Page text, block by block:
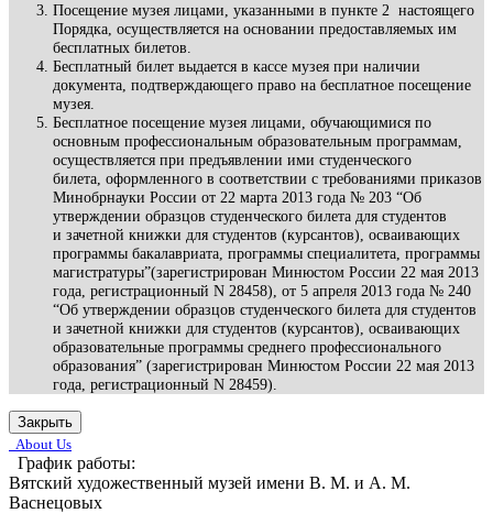
Посещение музея лицами, указанными в пункте 2 настоящего
Порядка, осуществляется на основании предоставляемых им
бесплатных билетов.
Бесплатный билет выдается в кассе музея при наличии
документа, подтверждающего право на бесплатное посещение
музея.
Бесплатное посещение музея лицами, обучающимися по
основным профессиональным образовательным программам,
осуществляется при предъявлении ими студенческого
билета, оформленного в соответствии с требованиями приказов
Минобрнауки России от 22 марта 2013 года № 203 “Об
утверждении образцов студенческого билета для студентов
и зачетной книжки для студентов (курсантов), осваивающих
программы бакалавриата, программы специалитета, программы
магистратуры”(зарегистрирован Минюстом России 22 мая 2013
года, регистрационный N 28458), от 5 апреля 2013 года № 240
“Об утверждении образцов студенческого билета для студентов
и зачетной книжки для студентов (курсантов), осваивающих
образовательные программы среднего профессионального
образования” (зарегистрирован Минюстом России 22 мая 2013
года, регистрационный N 28459).
Закрыть
About Us
График работы:
Вятский художественный музей имени В. М. и А. М.
Васнецовых